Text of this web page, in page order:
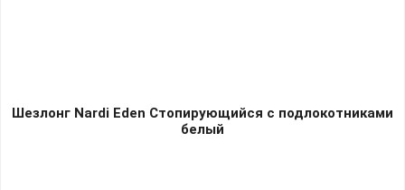
Шезлонг Nardi Eden Стопирующийся c подлокотниками
белый